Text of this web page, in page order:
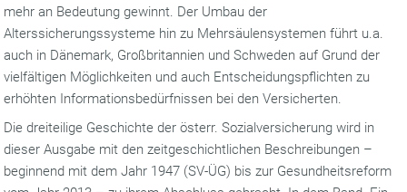
mehr an Bedeutung gewinnt. Der Umbau der
Alterssicherungssysteme hin zu Mehrsäulensystemen führt u.a.
auch in Dänemark, Großbritannien und Schweden auf Grund der
vielfältigen Möglichkeiten und auch Entscheidungspflichten zu
erhöhten Informationsbedürfnissen bei den Versicherten.
Die dreiteilige Geschichte der österr. Sozialversicherung wird in
dieser Ausgabe mit den zeitgeschichtlichen Beschreibungen –
beginnend mit dem Jahr 1947 (SV-ÜG) bis zur Gesundheitsreform